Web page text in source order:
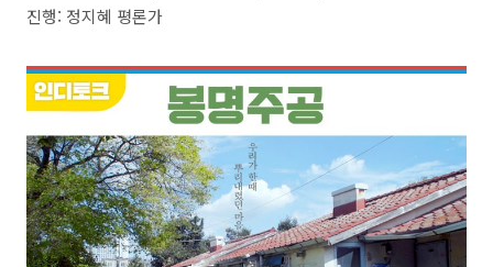
진행: 정지혜 평론가